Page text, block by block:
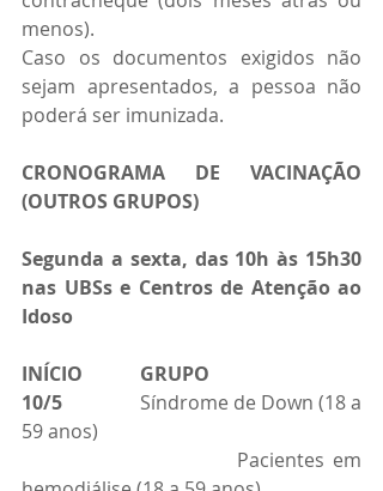
menos).
Caso os documentos exigidos não
sejam apresentados, a pessoa não
poderá ser imunizada.
CRONOGRAMA DE VACINAÇÃO
(OUTROS GRUPOS)
Segunda a sexta, das 10h às 15h30
nas UBSs e Centros de Atenção ao
Idoso
INÍCIO            GRUPO
10/5
                Síndrome de Down (18 a
59 anos)